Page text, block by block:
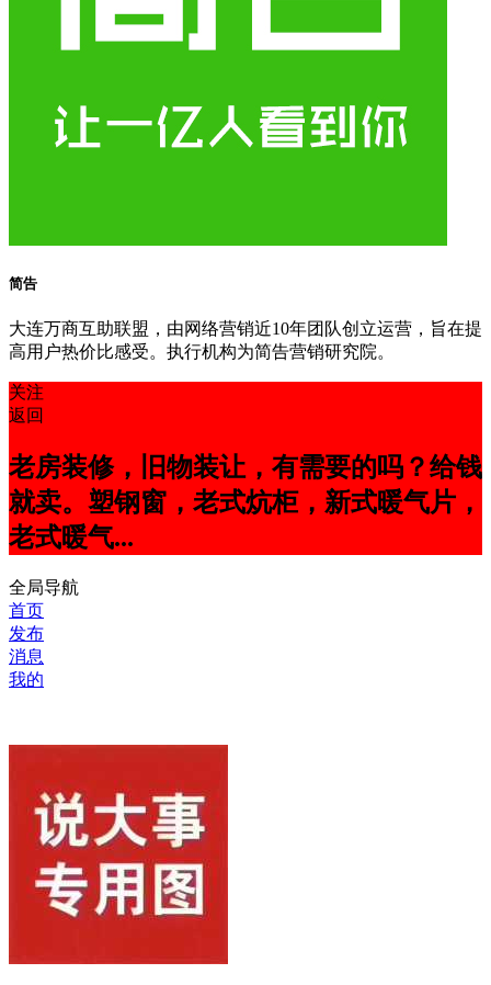
简告
大连万商互助联盟，由网络营销近10年团队创立运营，旨在提
高用户热价比感受。执行机构为简告营销研究院。
关注
返回
老房装修，旧物装让，有需要的吗？给钱
就卖。塑钢窗，老式炕柜，新式暖气片，
老式暖气...
全局导航
首页
发布
消息
我的